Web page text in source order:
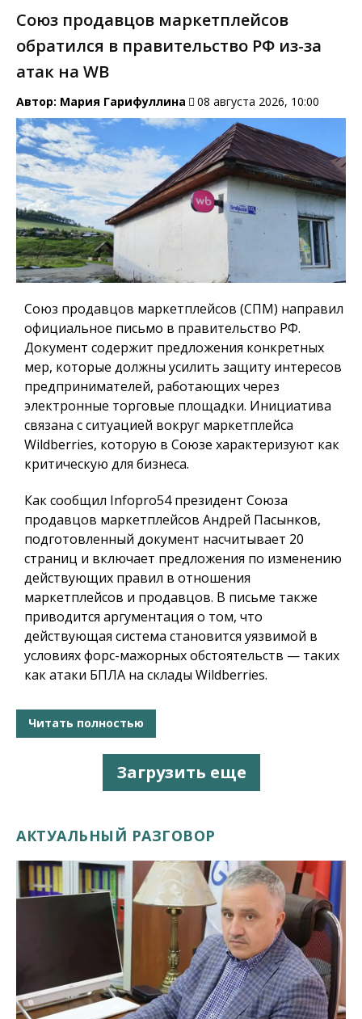
Союз продавцов маркетплейсов
обратился в правительство РФ из-за
атак на WB
Автор: Мария Гарифуллина 08 августа 2026, 10:00
Союз продавцов маркетплейсов (СПМ) направил
официальное письмо в правительство РФ.
Документ содержит предложения конкретных
мер, которые должны усилить защиту интересов
предпринимателей, работающих через
электронные торговые площадки. Инициатива
связана с ситуацией вокруг маркетплейса
Wildberries, которую в Союзе характеризуют как
критическую для бизнеса.
Как сообщил Infopro54президент Союза
продавцов маркетплейсов Андрей Пасынков,
подготовленный документ насчитывает 20
страниц и включает предложения по изменению
действующих правил в отношения
маркетплейсов и продавцов. В письме также
приводится аргументация о том, что
действующая система становится уязвимой в
условиях форс-мажорных обстоятельств — таких
как атаки БПЛА на склады Wildberries.
Читать полностью
Загрузить еще
АКТУАЛЬНЫЙ РАЗГОВОР